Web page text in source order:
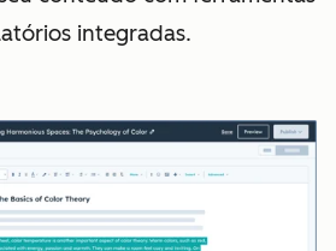
integradas.